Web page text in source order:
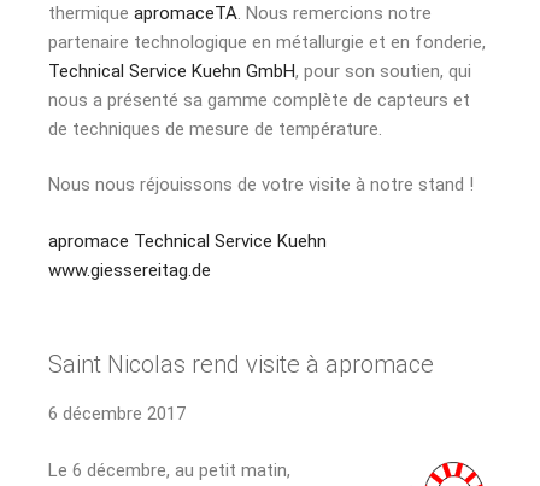
thermique apromaceTA. Nous remercions notre
partenaire technologique en métallurgie et en fonderie,
Technical Service Kuehn GmbH, pour son soutien, qui
nous a présenté sa gamme complète de capteurs et
de techniques de mesure de température.
Nous nous réjouissons de votre visite à notre stand !
apromace Technical Service Kuehn
www.giessereitag.de
Saint Nicolas rend visite à apromace
6 décembre 2017
Le 6 décembre, au petit matin,